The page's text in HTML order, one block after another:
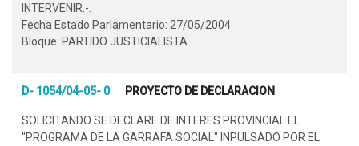
INTERVENIR.-.
Fecha Estado Parlamentario: 27/05/2004
Bloque: PARTIDO JUSTICIALISTA
D- 1054/04-05- 0 PROYECTO DE DECLARACION
SOLICITANDO SE DECLARE DE INTERES PROVINCIAL EL
"PROGRAMA DE LA GARRAFA SOCIAL" INPULSADO POR EL